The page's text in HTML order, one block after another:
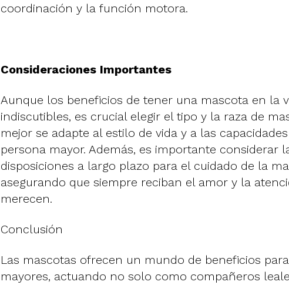
coordinación y la función motora.
Consideraciones Importantes
Aunque los beneficios de tener una mascota en la
indiscutibles, es crucial elegir el tipo y la raza de
mejor se adapte al estilo de vida y a las
persona mayor. Además, es importante considerar
disposiciones a largo plazo para el cuidado de la
asegurando que siempre reciban el amor y la
merecen.
Conclusión
Las mascotas ofrecen un mundo de beneficios
mayores, actuando no solo como compañeros